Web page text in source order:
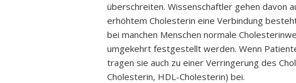
überschreiten. Wissenschaftler gehen davon
erhöhtem Cholesterin eine Verbindung
bei manchen Menschen normale
umgekehrt festgestellt werden. Wenn
tragen sie auch zu einer Verringerung des
Cholesterin, HDL-Cholesterin) bei.